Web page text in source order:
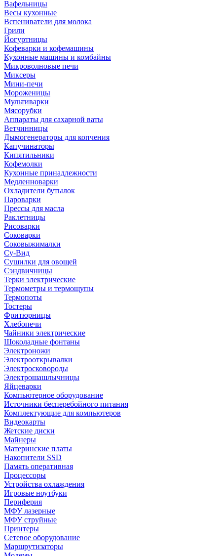
Вафельницы
Весы кухонные
Вспениватели для молока
Грили
Йогуртницы
Кофеварки и кофемашины
Кухонные машины и комбайны
Микроволновые печи
Миксеры
Мини-печи
Мороженицы
Мультиварки
Мясорубки
Аппараты для сахарной ваты
Ветчинницы
Дымогенераторы для копчения
Капучинаторы
Кипятильники
Кофемолки
Кухонные принадлежности
Медленноварки
Охладители бутылок
Пароварки
Прессы для масла
Раклетницы
Рисоварки
Соковарки
Соковыжималки
Су-Вид
Сушилки для овощей
Сэндвичницы
Терки электрические
Термометры и термощупы
Термопоты
Тостеры
Фритюрницы
Хлебопечи
Чайники электрические
Шоколадные фонтаны
Электроножи
Электрооткрывалки
Электросковороды
Электрошашлычницы
Яйцеварки
Компьютерное оборудование
Источники бесперебойного питания
Комплектующие для компьютеров
Видеокарты
Жетские диски
Майнеры
Материнские платы
Накопители SSD
Память оперативная
Процессоры
Устройства охлаждения
Игровые ноутбуки
Периферия
МФУ лазерные
МФУ струйные
Принтеры
Сетевое оборудование
Маршрутизаторы